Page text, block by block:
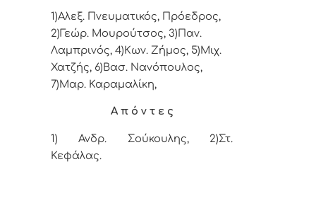
1)Αλεξ. Πνευματικός, Πρόεδρος,
2)Γεώρ. Μουρούτσος, 3)Παν.
Λαμπρινός, 4)Κων. Ζήμος, 5)Μιχ.
Χατζής, 6)Βασ. Νανόπουλος,
7)Μαρ. Καραμαλίκη,
Α π ό ν τ ε ς
1)Ανδρ. Σούκουλης, 2)Στ.
Κεφάλας.